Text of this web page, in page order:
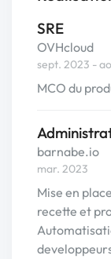
SRE
OVHcloud
sept. 2023 -
MCO du
barnabe.io
mar. 2023
Mise en
recette et